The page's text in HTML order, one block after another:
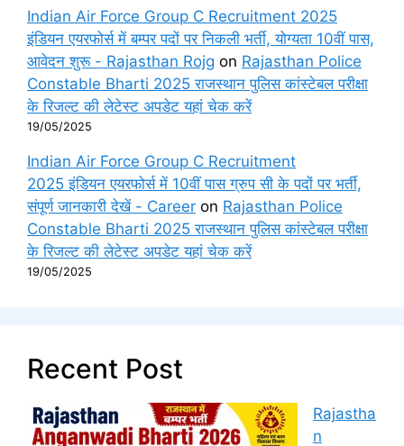
Indian Air Force Group C Recruitment 2025
इंडियन एयरफोर्स में बम्पर पदों पर निकली भर्ती, योग्यता 10वीं पास,
आवेदन शुरू - Rajasthan Rojg on Rajasthan Police
Constable Bharti 2025 राजस्थान पुलिस कांस्टेबल परीक्षा
के रिजल्ट की लेटेस्ट अपडेट यहां चेक करें
19/05/2025
Indian Air Force Group C Recruitment
2025 इंडियन एयरफोर्स में 10वीं पास ग्रुप सी के पदों पर भर्ती,
संपूर्ण जानकारी देखें - Career on Rajasthan Police
Constable Bharti 2025 राजस्थान पुलिस कांस्टेबल परीक्षा
के रिजल्ट की लेटेस्ट अपडेट यहां चेक करें
19/05/2025
Recent Post
Rajastha
n